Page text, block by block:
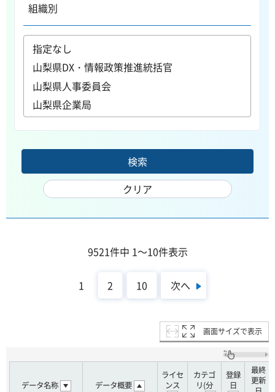
組織別
9521件中 1～10件表示
1 2 10 次へ
画面サイズで表示
データ名称 データ概要
ライセ
ンス
カテゴ
リ(分
登録
日
最終
更新